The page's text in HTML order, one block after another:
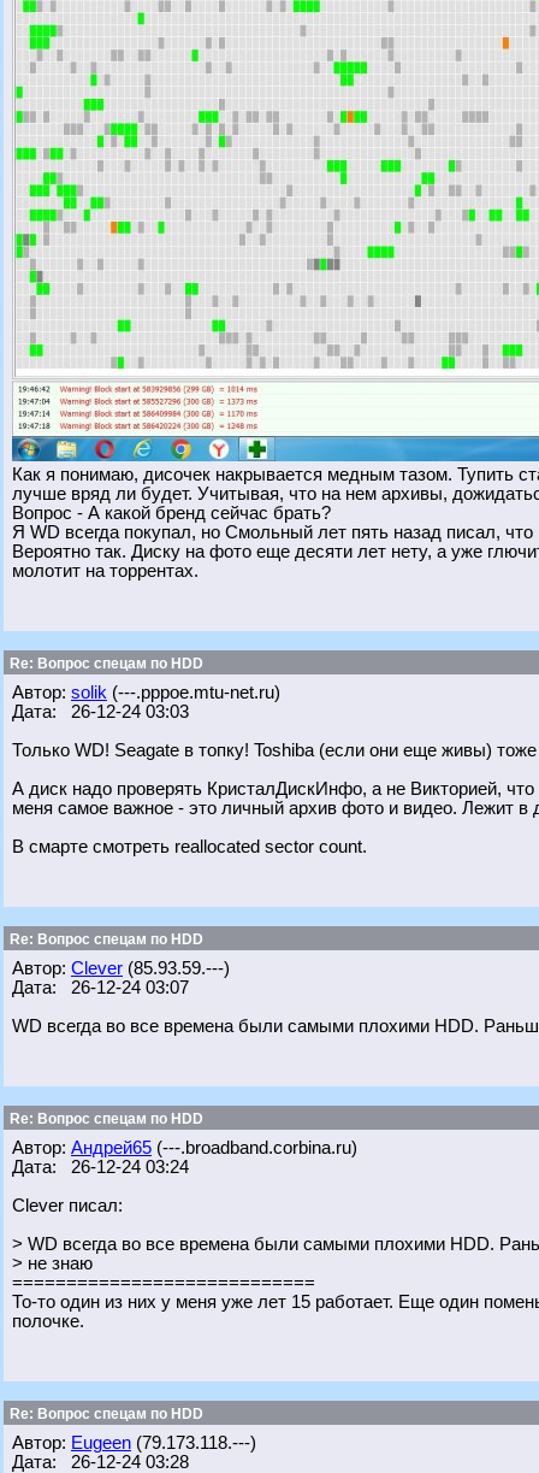
Как я понимаю, дисочек накрывается медным тазом. Тупить
лучше вряд ли будет. Учитывая, что на нем архивы,
Вопрос - А какой бренд сейчас брать?
Я WD всегда покупал, но Смольный лет пять назад писал, что
Вероятно так. Диску на фото еще десяти лет нету, а уже
молотит на торрентах.
Re: Вопрос спецам по HDD
Автор: solik (---.pppoe.mtu-net.ru)
Дата: 26-12-24 03:03
Только WD! Seagate в топку! Toshiba (если они еще живы) тоже
А диск надо проверять КристалДискИнфо, а не Викторией,
меня самое важное - это личный архив фото и видео. Лежит в
В смарте смотреть reallocated sector count.
Re: Вопрос спецам по HDD
Автор: Clever (85.93.59.---)
Дата: 26-12-24 03:07
WD всегда во все времена были самыми плохими HDD.
Re: Вопрос спецам по HDD
Автор: Андрей65 (---.broadband.corbina.ru)
Дата: 26-12-24 03:24
Clever писал:
> WD всегда во все времена были самыми плохими HDD.
> не знаю
============================
То-то один из них у меня уже лет 15 работает. Еще один
полочке.
Re: Вопрос спецам по HDD
Автор: Eugeen (79.173.118.---)
Дата: 26-12-24 03:28